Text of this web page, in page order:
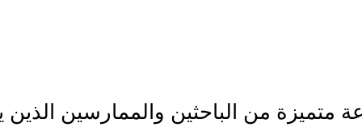
متميزة من الباحثين والممارسين